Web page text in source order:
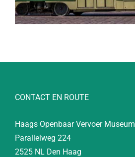
CONTACT EN ROUTE
Haags Openbaar Vervoer Museum
Parallelweg 224
2525 NL Den Haag